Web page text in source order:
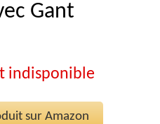
Gant
indisponible
sur Amazon